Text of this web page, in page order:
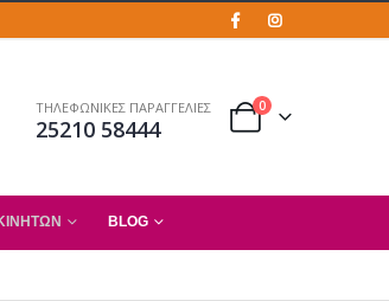
ΤΗΛΕΦΩΝΙΚΕΣ ΠΑΡΑΓΓΕΛΙΕΣ
25210 58444
0
BLOG